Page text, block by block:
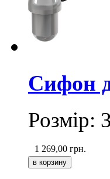
Сифон
Розмір:
1 269,00 грн.